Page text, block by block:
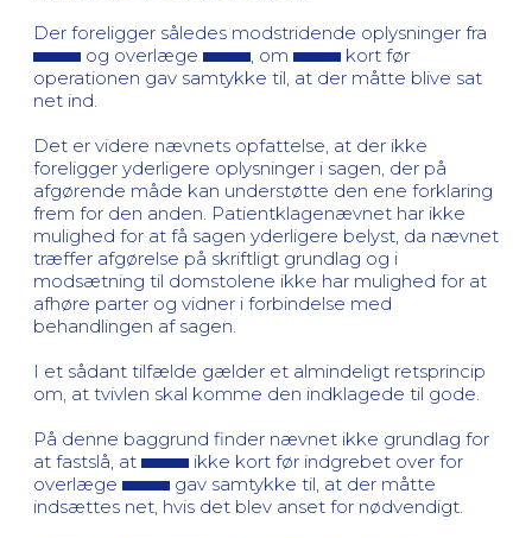
Der foreligger således modstridende oplysninger fra
og overlæge
, om
kort før
operationen gav samtykke til, at der måtte blive sat
net ind.
Det er videre nævnets opfattelse, at der ikke
foreligger yderligere oplysninger i sagen, der på
afgørende måde kan understøtte den ene forklaring
frem for den anden. Patientklagenævnet har ikke
mulighed for at få sagen yderligere belyst, da nævnet
træffer afgørelse på skriftligt grundlag og i
modsætning til domstolene ikke har mulighed for at
afhøre parter og vidner i forbindelse med
behandlingen af sagen.
I et sådant tilfælde gælder et almindeligt retsprincip
om, at tvivlen skal komme den indklagede til gode.
På denne baggrund finder nævnet ikke grundlag for
at fastslå, at
ikke kort før indgrebet over for
overlæge
gav samtykke til, at der måtte
indsættes net, hvis det blev anset for nødvendigt.